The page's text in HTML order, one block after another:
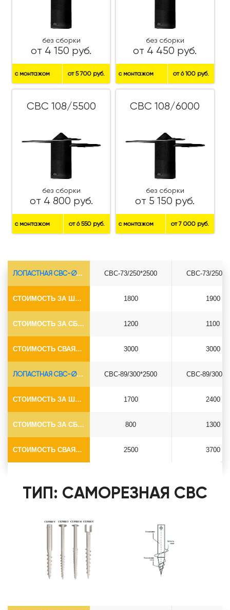
без сборки
от 4 150 руб.
с монтажом от 5 700 руб.
без сборки
от 4 450 руб.
с монтажом от 6 100 руб.
СВС 108/5500
без сборки
от 4 800 руб.
с монтажом от 6 550 руб.
СВС 108/6000
без сборки
от 5 150 руб.
с монтажом от 7 000 руб.
ЛОПАСТНАЯ СВС-Ø73*5.5
СТОИМОСТЬ ЗА ШТУКУ
СТОИМОСТЬ ЗА СБОРКУ
СТОИМОСТЬ СВАЯ+СБОРКА (БЕЗ ОГОЛОВКА)
СВС-73/250*2500
1800
1200
3000
СВС-73/
1900
1100
3000
ЛОПАСТНАЯ СВС-Ø89*6.5
СТОИМОСТЬ ЗА ШТУКУ
СТОИМОСТЬ ЗА СБОРКУ
СТОИМОСТЬ СВАЯ+СБОРКА (БЕЗ ОГОЛОВКА)
СВС-89/300*2500
1700
800
2500
СВС-89/
2400
1300
3700
ТИП: САМОРЕЗНАЯ СВС